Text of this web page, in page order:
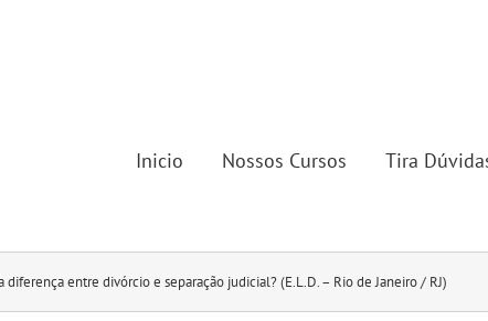
Inicio Nossos Cursos Tira
diferença entre divórcio e separação judicial? (E.L.D. – Rio de Janeiro / RJ)